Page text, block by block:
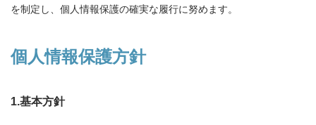
を制定し、個人情報保護の確実な履行に努めます。
個人情報保護方針
1.基本方針